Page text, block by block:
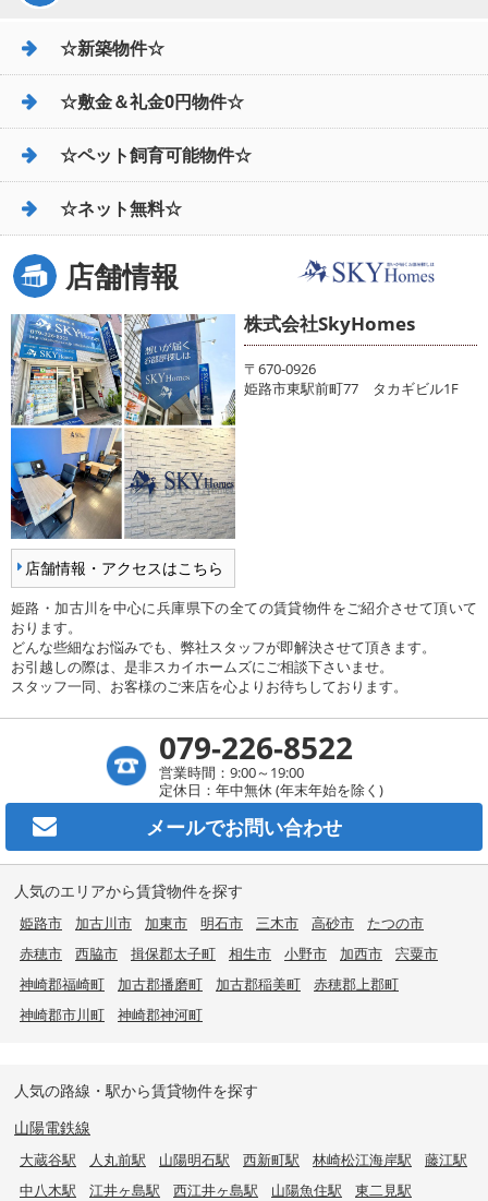
☆新築物件☆
☆敷金＆礼金0円物件☆
☆ペット飼育可能物件☆
☆ネット無料☆
店舗情報
店舗情報・アクセスはこちら
株式会社SkyHomes
〒670-0926
姫路市東駅前町77 タカギビル1F
姫路・加古川を中心に兵庫県下の全ての賃貸物件をご紹介させて頂いて
おります。
どんな些細なお悩みでも、弊社スタッフが即解決させて頂きます。
お引越しの際は、是非スカイホームズにご相談下さいませ。
スタッフ一同、お客様のご来店を心よりお待ちしております。
079-226-8522
営業時間：9:00～19:00
定休日：年中無休 (年末年始を除く)
メールでお問い合わせ
人気のエリアから賃貸物件を探す
姫路市 加古川市 加東市 明石市 三木市 高砂市
たつの市
赤穂市
西脇市 揖保郡太子町 相生市 小野市 加西市
宍粟市
神崎郡福崎町
加古郡播磨町 加古郡稲美町
赤穂郡上郡町
神崎郡市川町
神崎郡神河町
人気の路線・駅から賃貸物件を探す
山陽電鉄線
大蔵谷駅 人丸前駅 山陽明石駅 西新町駅 林崎松江海岸駅
藤江駅
中八木駅
江井ヶ島駅 西江井ヶ島駅 山陽魚住駅
東二見駅